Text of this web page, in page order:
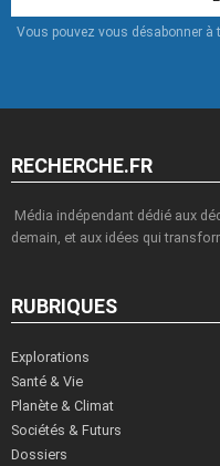
Vous pouvez vous désabonner
RECHERCHE.FR
Média indépendant dédié aux
demain, et aux idées qui
RUBRIQUES
Explorations
Santé & Vie
Planète & Climat
Sociétés & Futurs
Dossiers